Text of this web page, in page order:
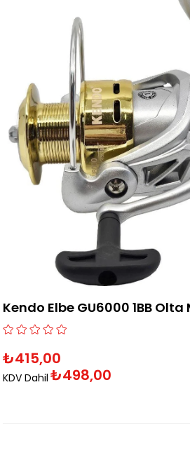
Kendo Elbe GU6000 1BB
₺415,00
KDV Dahil ₺498,00